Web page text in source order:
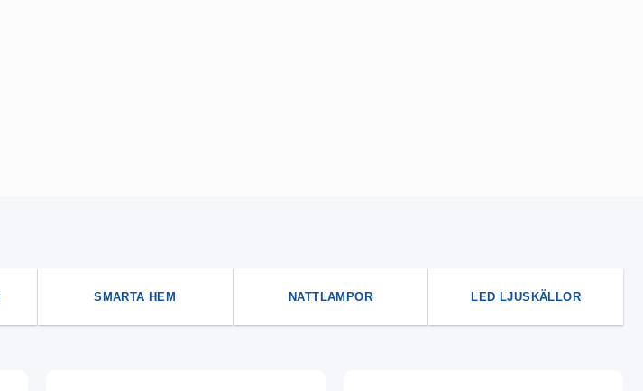
SMARTA HEM NATTLAMPOR LED LJUSKÄLLOR